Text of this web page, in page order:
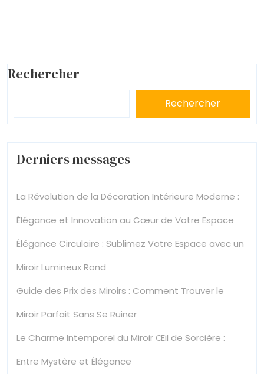
Rechercher
Rechercher
Derniers messages
La Révolution de la Décoration Intérieure Moderne :
Élégance et Innovation au Cœur de Votre Espace
Élégance Circulaire : Sublimez Votre Espace avec un
Miroir Lumineux Rond
Guide des Prix des Miroirs : Comment Trouver le
Miroir Parfait Sans Se Ruiner
Le Charme Intemporel du Miroir Œil de Sorcière :
Entre Mystère et Élégance